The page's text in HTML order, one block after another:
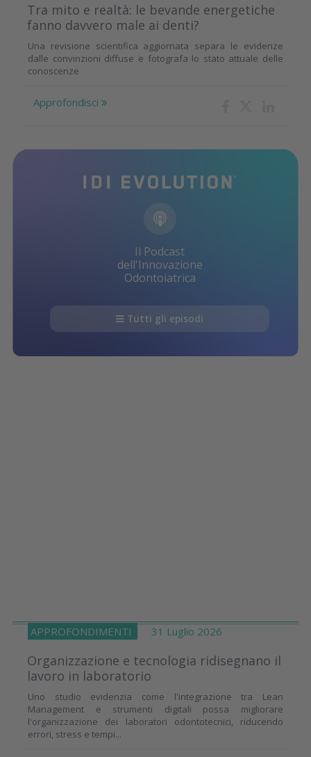
Tra mito e realtà: le bevande energetiche
fanno davvero male ai denti?
Una revisione scientifica aggiornata separa le evidenze
dalle convinzioni diffuse e fotografa lo stato attuale delle
conoscenze
Approfondisci
Il Podcast
dell'Innovazione
Odontoiatrica
Tutti gli episodi
APPROFONDIMENTI 31 Luglio 2026
Organizzazione e tecnologia ridisegnano il
lavoro in laboratorio
Uno studio evidenzia come l'integrazione tra Lean
Management e strumenti digitali possa migliorare
l'organizzazione dei laboratori odontotecnici, riducendo
errori, stress e tempi...